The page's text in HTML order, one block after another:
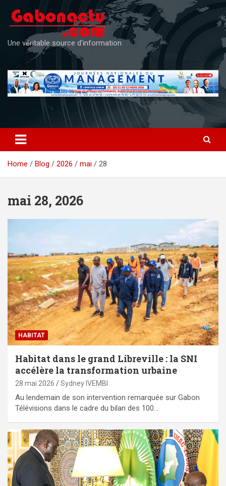
content
Une véritable source d'information
Home Blog 2026 mai 28
mai 28, 2026
HABITAT
Habitat dans le grand Libreville : la SNI
accélère la transformation urbaine
28 mai 2026 Sydney IVEMBI
Au lendemain de son intervention remarquée sur Gabon
Télévisions dans le cadre du bilan des 100…